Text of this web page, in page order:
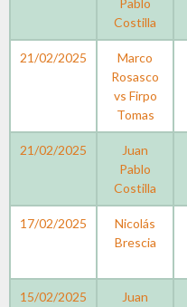
Pablo
Costilla
21/02/2025
Marco
Rosasco
vs Firpo
Tomas
21/02/2025
Juan
Pablo
Costilla
17/02/2025
Nicolás
Brescia
15/02/2025
Juan